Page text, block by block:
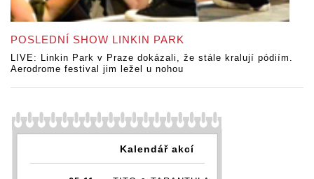
POSLEDNÍ SHOW LINKIN PARK
LIVE: Linkin Park v Praze dokázali, že stále kralují pódiím.
Aerodrome festival jim ležel u nohou
Kalendář akcí